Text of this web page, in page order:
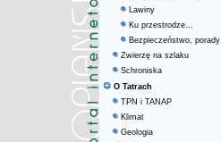
Lawiny
Ku przestrodze...
Bezpieczeństwo, porady
Zwierzę na szlaku
Schroniska
O Tatrach
TPN i TANAP
Klimat
Geologia